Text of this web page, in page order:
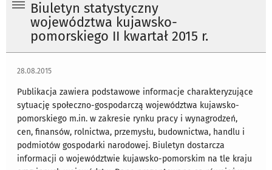
Biuletyn statystyczny
województwa kujawsko-
pomorskiego II kwartał 2015 r.
28.08.2015
Publikacja zawiera podstawowe informacje charakteryzujące
sytuację społeczno-gospodarczą województwa kujawsko-
pomorskiego m.in. w zakresie rynku pracy i wynagrodzeń,
cen, finansów, rolnictwa, przemysłu, budownictwa, handlu i
podmiotów gospodarki narodowej. Biuletyn dostarcza
informacji o województwie kujawsko-pomorskim na tle kraju